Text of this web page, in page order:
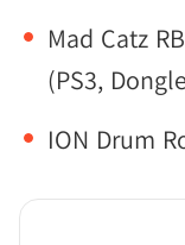
Mad Catz
(PS3,
ION Drum